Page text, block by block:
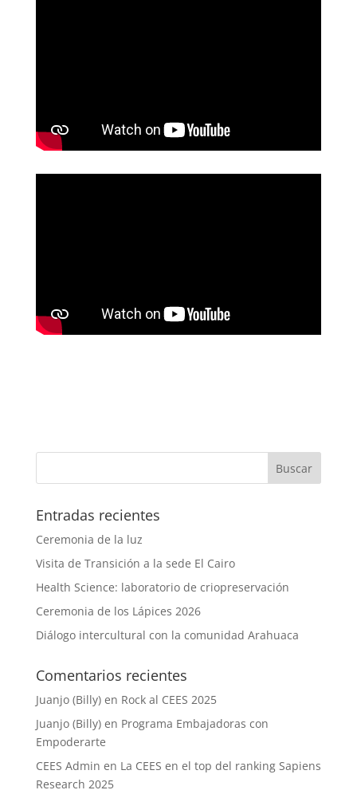
Entradas recientes
Ceremonia de la luz
Visita de Transición a la sede El Cairo
Health Science: laboratorio de criopreservación
Ceremonia de los Lápices 2026
Diálogo intercultural con la comunidad Arahuaca
Comentarios recientes
Juanjo (Billy)en Rock al CEES 2025
Juanjo (Billy)en Programa Embajadoras con
Empoderarte
CEES Admin en La CEES en el top del ranking Sapiens
Research 2025